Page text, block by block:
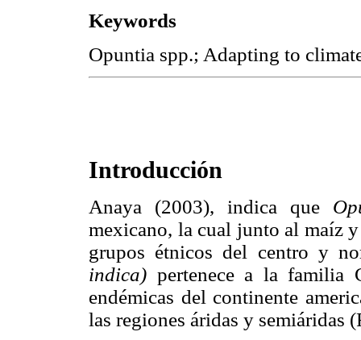
Keywords
Opuntia spp.; Adapting to
Introducción
Anaya (2003), indica que
mexicano, la cual junto al maíz
grupos étnicos del centro y
indica) pertenece a la familia
endémicas del continente
las regiones áridas y semiáridas